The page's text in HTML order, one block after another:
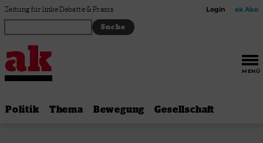
Zum Inhalt springen
Zeitung für linke Debatte & Praxis Login ak Abo
MENÜ
Politik Thema Bewegung Gesellschaft